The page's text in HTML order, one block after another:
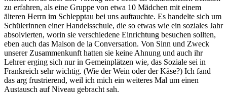
zu erfahren, als eine Gruppe von etwa 10 Mädchen mit einem
älteren Herrn im Schlepptau bei uns auftauchte. Es handelte sich um
Schülerinnen einer Handelsschule, die so etwas wie ein soziales Jahr
absolvierten, worin sie verschiedene Einrichtung besuchen sollten,
eben auch das Maison de la Conversation. Von Sinn und Zweck
unserer Zusammenkunft hatten sie keine Ahnung und auch ihr
Lehrer erging sich nur in Gemeinplätzen wie, das Soziale sei in
Frankreich sehr wichtig. (Wie der Wein oder der Käse?) Ich fand
das arg frustrierend, weil ich mich ein weiteres Mal um einen
Austausch auf Niveau gebracht sah.